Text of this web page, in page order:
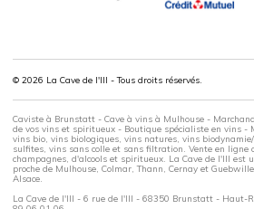
© 2026 La Cave de l'Ill - Tous droits réservés.
Caviste à Brunstatt - Cave à vins à Mulhouse -
de vos vins et spiritueux - Boutique spécialiste en vins -
vins bio, vins biologiques, vins natures, vins
sulfites, vins sans colle et sans filtration. Vente en ligne
champagnes, d'alcools et spiritueux. La Cave de l'Ill est
proche de Mulhouse, Colmar, Thann, Cernay et
Alsace.
La Cave de l'Ill - 6 rue de l'Ill - 68350 Brunstatt - Haut-